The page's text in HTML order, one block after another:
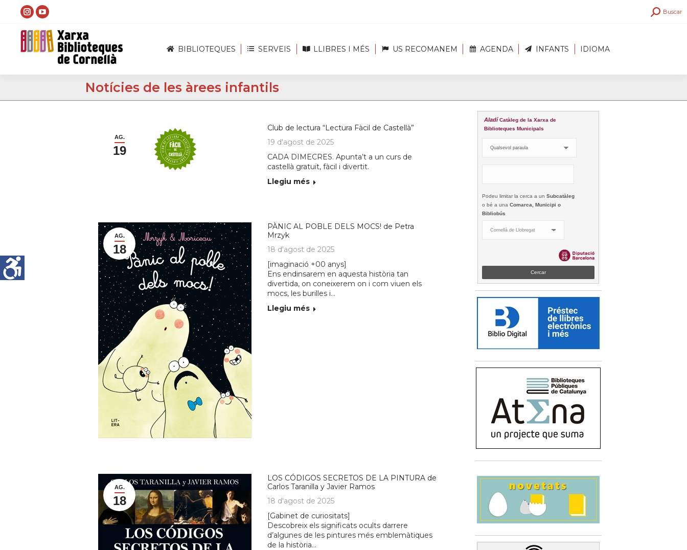
Instagram
page
opens
YouTube
page
opens
Search:Buscar
BIBLIOTEQUES SERVEIS LLIBRES I MÉS US RECOMANEM AGENDA INFANTS IDIOMA
Notícies de les àrees infantils
AG.
19
Club de lectura “Lectura Fàcil de Castellà”
19 d'agost de 2025
CADA DIMECRES. Apunta’t a un curs de
castellà gratuït, fàcil i divertit.
Llegiu més
AG.
18
PÀNIC AL POBLE DELS MOCS! de Petra
Mrzyk
18 d'agost de 2025
[imaginació +00 anys]
Ens endinsarem en aquesta història tan
divertida, on coneixerem on i com viuen els
mocs, les burilles i…
Llegiu més
AG.
18
LOS CÓDIGOS SECRETOS DE LA PINTURA de
Carlos Taranilla y Javier Ramos
18 d'agost de 2025
[Gabinet de curiositats]
Descobreix els significats ocults darrere
d’algunes de les pintures més emblemàtiques
de la història…
AladíCatàleg de la Xarxa de
Biblioteques Municipals
Podeu limitar la cerca a un Subcatàleg
o bé a una Comarca, Municipi o
Bibliobús